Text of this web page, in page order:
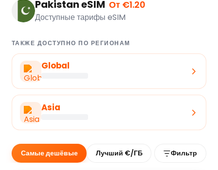
Pakistan eSIM От €1.20
Доступные тарифы eSIM
ТАКЖЕ ДОСТУПНО ПО РЕГИОНАМ
Global
Asia
Самые дешёвые Лучший €/ГБ Фильтр